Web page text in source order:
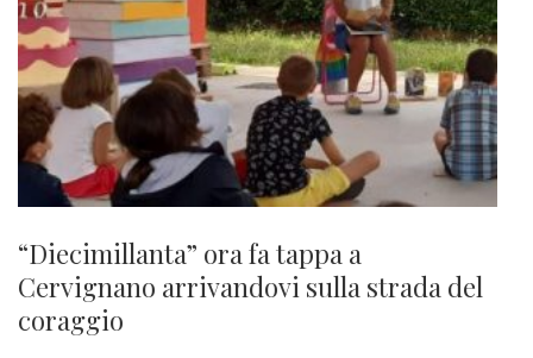
“Diecimillanta” ora fa tappa a
Cervignano arrivandovi sulla strada del
coraggio